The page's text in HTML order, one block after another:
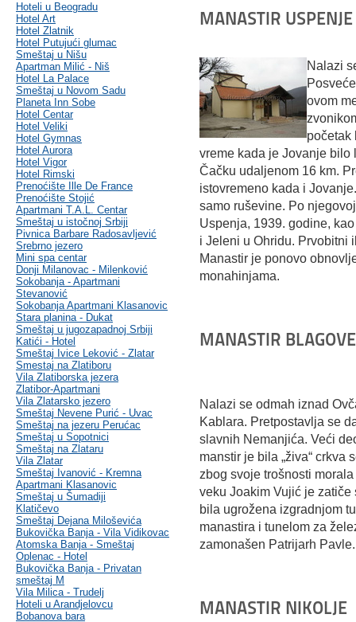
Hoteli u Beogradu
Hotel Art
Hotel Zlatnik
Hotel Putujući glumac
Smeštaj u Nišu
Apartman Milić - Niš
Hotel La Palace
Smeštaj u Novom Sadu
Planeta Inn Sobe
Hotel Centar
Hotel Veliki
Hotel Gymnas
Hotel Aurora
Hotel Vigor
Hotel Rimski
Prenoćište Ille De France
Prenoćište Stojić
Apartmani T.A.L. Centar
Smeštaj u istočnoj Srbiji
Pivnica Barbare Radosavljević
Srebrno jezero
Mini spa centar
Donji Milanovac - Milenković
Sokobanja - Apartmani
Stevanović
Sokobanja Apartmani Klasanovic
Stara planina - Dukat
Smeštaj u jugozapadnoj Srbiji
Katići - Hotel
Smeštaj Ivice Leković - Zlatar
Smestaj na Zlatiboru
Vila Zlatiborska jezera
Zlatibor-Apartmani
Vila Zlatarsko jezero
Smeštaj Nevene Purić - Uvac
Smeštaj na jezeru Perućac
Smeštaj u Sopotnici
Smeštaj na Zlataru
Vila Zlatar
Smeštaj Ivanović - Kremna
Apartmani Klasanovic
Smeštaj u Šumadiji
Klatičevo
Smeštaj Dejana Miloševića
Bukovička Banja - Vila Vidikovac
Atomska Banja - Smeštaj
Oplenac - Hotel
Bukovička Banja - Privatan
smeštaj M
Vila Milica - Trudelj
Hoteli u Arandjelovcu
Bobanova bara
MANASTIR USPENJE
Nalazi
ovom
početak
vreme kada je Jovanje bilo
Čačku udaljenom 16 km.
istovremeno kada i
samo ruševine. Po
Uspenja, 1939. godine,
i Jeleni u Ohridu. Prvobitni
Manastir je ponovo
monahinjama.
MANASTIR
Nalazi se odmah iznad
Kablara. Pretpostavlja se
slavnih Nemanjića. Veći
manstir je bila „živa“ crkva
zbog svoje trošnosti
veku Joakim Vujić je
bila ugrožena izgradnjom
manastira i tunelom za
zamonašen Patrijarh Pavle.
MANASTIR NIKOLJE